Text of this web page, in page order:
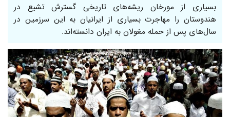
بسیاری از مورخان ریشه‌های تاریخی گسترش تشیع در
هندوستان را مهاجرت بسیاری از ایرانیان به این سرزمین در
سال‌های پس از حمله مغولان به ایران دانسته‌اند.